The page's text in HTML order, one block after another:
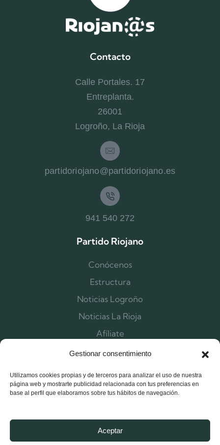
Gestionar consentimiento
Utilizamos cookies propias y de terceros para analizar el uso de nuestra
página web y mostrarte publicidad relacionada con tus preferencias en
base al perfil que elaboramos sobre tus hábitos de navegación.
Aceptar
Contacto
Calle Portales. 17
Entreplanta.
26001
Logroño, La Rioja
partidoriojano@partidoriojano.es
941 540 272
Partido Riojano
Conócenos
Estructura
Noticias Logroño
Noticias La Rioja
Afíliate
Contacta